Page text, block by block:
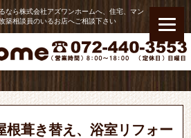
なら株式会社アズワンホームへ、住宅、マン
築相談員のいるお店へご相談下さい
根葺き替え、浴室リフォー